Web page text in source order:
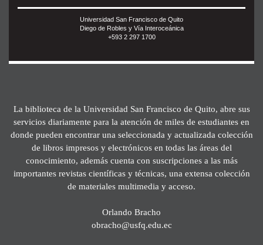
Universidad San Francisco de Quito
Diego de Robles y Vía Interoceánica
+593 2 297 1700
La biblioteca de la Universidad San Francisco de Quito, abre sus
servicios diariamente para la atención de miles de estudiantes en
donde pueden encontrar una seleccionada y actualizada colección
de libros impresos y electrónicos en todas las áreas del
conocimiento, además cuenta con suscripciones a las más
importantes revistas científicas y técnicas, una extensa colección
de materiales multimedia y acceso.
Orlando Bracho
obracho@usfq.edu.ec